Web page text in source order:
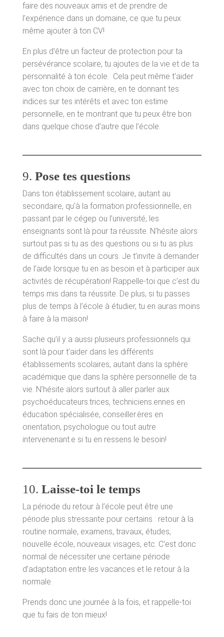
faire des nouveaux amis et de prendre de
l’expérience dans un domaine, ce que tu peux
même ajouter à ton CV!
En plus d’être un facteur de protection pour ta
persévérance scolaire, tu ajoutes de la vie et de ta
personnalité à ton école. Cela peut même t’aider
avec ton choix de carrière, en te donnant tes
indices sur tes intérêts et avec ton estime
personnelle, en te montrant que tu peux être bon
dans quelque chose d’autre que l’école.
9. Pose tes questions
Dans ton établissement scolaire, autant au
secondaire, qu’à la formation professionnelle, en
passant par le cégep ou l’université, les
enseignants sont là pour ta réussite. N’hésite alors
surtout pas si tu as des questions ou si tu as plus
de difficultés dans un cours. Je t’invite à demander
de l’aide lorsque tu en as besoin et à participer aux
activités de récupération! Rappelle-toi que c’est du
temps mis dans ta réussite. De plus, si tu passes
plus de temps à l’école à étudier, tu en auras moins
à faire à la maison!
Sache qu’il y a aussi plusieurs professionnels qui
sont là pour t’aider dans les différents
établissements scolaires, autant dans la sphère
académique que dans la sphère personnelle de ta
vie. N’hésite alors surtout à aller parler aux
psychoéducateurs.trices, techniciens.ennes en
éducation spécialisée, conseiller.ères en
orientation, psychologue ou tout autre
intervenenant.e si tu en ressens le besoin!
10. Laisse-toi le temps
La période du retour à l’école peut être une
période plus stressante pour certains : retour à la
routine normale, examens, travaux, études,
nouvelle école, nouveaux visages, etc. C’est donc
normal de nécessiter une certaine période
d’adaptation entre les vacances et le retour à la
normale.
Prends donc une journée à la fois, et rappelle-toi
que tu fais de ton mieux!